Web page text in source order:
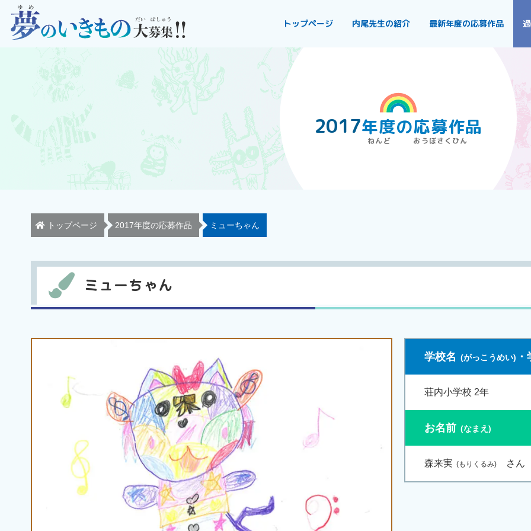
トップページ 内尾先生の紹介 最新年度の応募作品
2017年度の応募作品
トップページ 2017年度の応募作品 ミューちゃん
ミューちゃん
学校名 ・
荘内小学校 2年
お名前
森来実 さん